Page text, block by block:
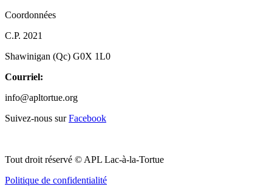
Coordonnées
C.P. 2021
Shawinigan (Qc) G0X 1L0
Courriel:
info@apltortue.org
Suivez-nous surFacebook
Tout droit réservé © APL Lac-à-la-Tortue
Politique de confidentialité